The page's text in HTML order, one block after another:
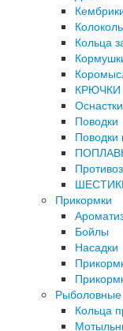
Кольца
КРЮЧКИ
Поводки
Поводки
Прикормки
Бойлы
Насадки
Рыболовные
Кольца